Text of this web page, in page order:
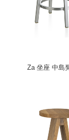
Za 坐座 中島